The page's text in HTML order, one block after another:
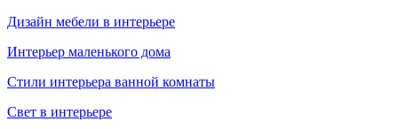
Дизайн мебели в интерьере
Интерьер маленького дома
Стили интерьера ванной комнаты
Свет в интерьере